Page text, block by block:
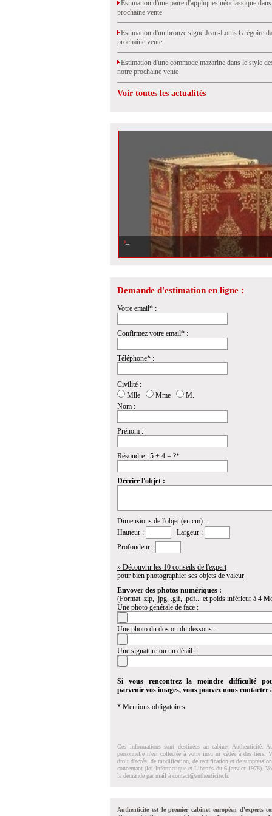
Estimation d'une paire d'appliques néoclassique
prochaine vente
Estimation d'un bronze signé Jean-Louis Grégoire
prochaine vente
Estimation d'une commode mazarine dans le style
notre prochaine vente
Voir toutes les actualités
Demande d'estimation en ligne :
Votre email* :
Confirmez votre email* :
Téléphone* :
Civilité :
Mlle
Mme
M.
Nom :
Prénom :
Résoudre : 5 + 4 = ?*
Décrire l'objet :
Dimensions de l'objet (en cm) :
Hauteur :
Largeur :
Profondeur :
» Découvrir les 10 conseils de l'expert
pour bien photographier ses objets de valeur
Envoyer des photos numériques :
(Format .zip, .jpg, .gif, .pdf... et poids inférieur à 4
Une photo générale de face :
Une photo du dos ou du dessous :
Une signature ou un détail :
Si vous rencontrez la moindre difficulté
parvenir vos images, vous pouvez nous contacter
* Mentions obligatoires
Ces informations sont destinées au cabinet Authenticité.
personnelle n'est collectée à votre insu ni cédée à des tiers.
droit d'accés, de modification, de rectification et de
concernant (loi Informatique et Libertés du 6 janvier 1978).
la demande par mail à contact@authenticite.fr.
Authenticité est le premier cabinet européen d'experts